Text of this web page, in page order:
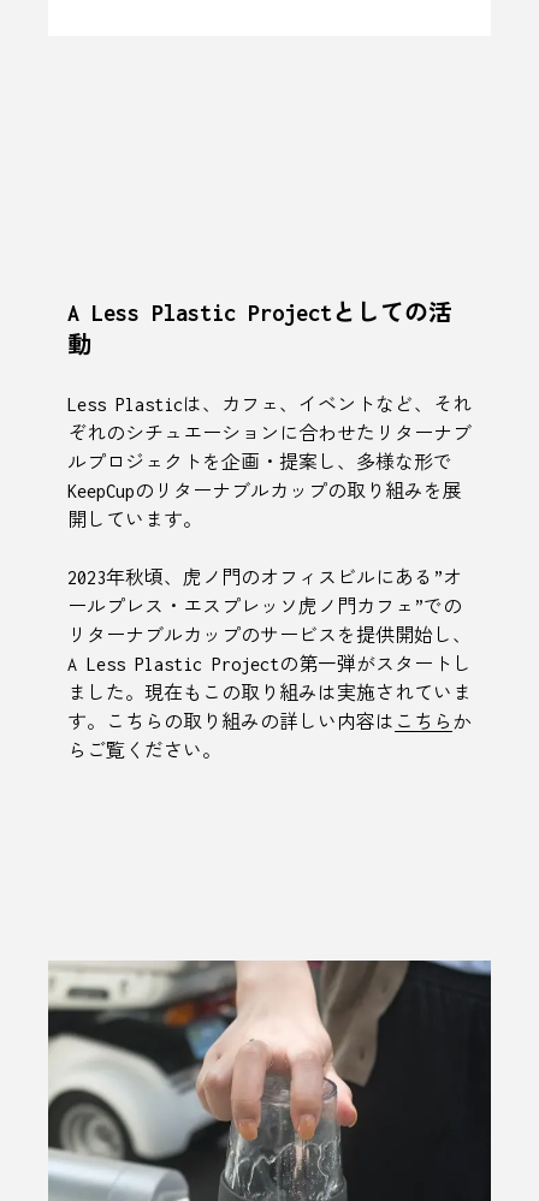
A Less Plastic Projectとしての活
動
Less Plasticは、カフェ、イベントなど、それ
ぞれのシチュエーションに合わせたリターナブ
ルプロジェクトを企画・提案し、多様な形で
KeepCupのリターナブルカップの取り組みを展
開しています。
2023年秋頃、虎ノ門のオフィスビルにある”オ
ールプレス・エスプレッソ虎ノ門カフェ”での
リターナブルカップのサービスを提供開始し、
A Less Plastic Projectの第一弾がスタートし
ました。現在もこの取り組みは実施されていま
す。こちらの取り組みの詳しい内容は こちら か
らご覧ください。